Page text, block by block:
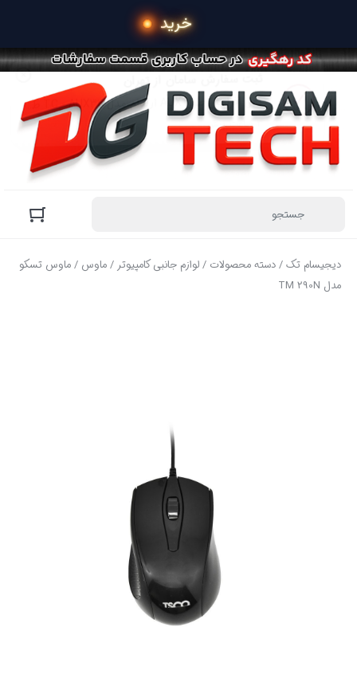
دیجیسام تک/دسته محصولات /لوازم جانبی کامپیوتر/ماوس / ماوس تسکو
مدل TM 290N
خرید محصولات در 4 قسط